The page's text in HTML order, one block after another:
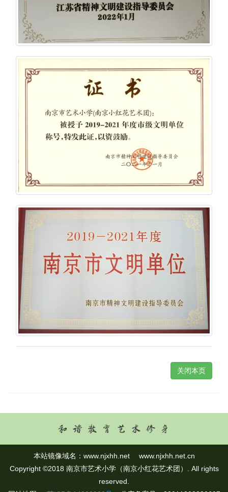
关闭本页
本站镜像域名： www.njxhh.net
www.njxhh.net.cn
Copyright ©2018 南京市艺术小学（南京小红花艺术团）. All rights
reserved.